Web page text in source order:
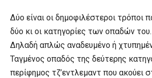
Δύο είναι οι δημοφιλέστεροι τρόποι
δύο κι οι κατηγορίες των οπαδών
Δηλαδή απλώς αναδευμένο ή
Ταγμένος οπαδός της δεύτερης
περίφημος τζ’εντλεμαντ που ακούει